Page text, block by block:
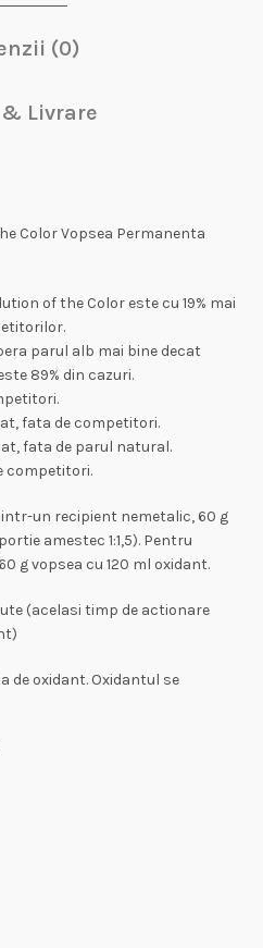
(0)
Livrare
Color Vopsea Permanenta
of the Color este cu 19% mai
parul alb mai bine decat
89% din cazuri.
fata de competitori.
fata de parul natural.
competitori.
un recipient nemetalic, 60 g
amestec 1:1,5). Pentru
g vopsea cu 120 ml oxidant.
(acelasi timp de actionare
de oxidant. Oxidantul se